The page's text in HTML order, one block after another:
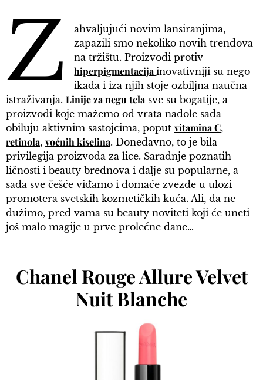
Z
ahvaljujući novim lansiranjima,
zapazili smo nekoliko novih trendova
na tržištu. Proizvodi protiv
hiperpigmentacijainovativniji su nego
ikada i iza njih stoje ozbiljna naučna
istraživanja. Linije za negu tela sve su bogatije, a
proizvodi koje mažemo od vrata nadole sada
obiluju aktivnim sastojcima, poput vitamina C,
retinola, voćnih kiselina. Donedavno, to je bila
privilegija proizvoda za lice. Saradnje poznatih
ličnosti i beauty brednova i dalje su popularne, a
sada sve češće viđamo i domaće zvezde u ulozi
promotera svetskih kozmetičkih kuća. Ali, da ne
dužimo, pred vama su beauty noviteti koji će uneti
još malo magije u prve prolećne dane…
Chanel Rouge Allure Velvet
Nuit Blanche